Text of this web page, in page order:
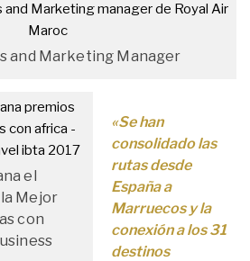
and Marketing Manager
el
Mejor
con
«Se han
consolidado las
rutas desde
España a
Marruecos y la
conexión a los 31
destinos